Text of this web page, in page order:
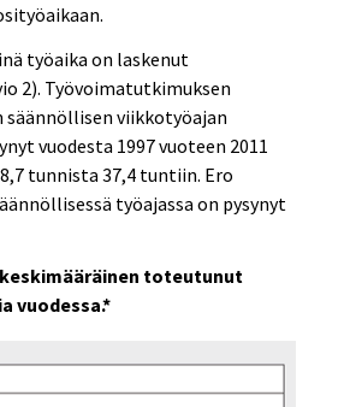
työaika on laskenut
2). Työvoimatutkimuksen
viikkotyöajan
vuodesta 1997 vuoteen 2011
tunnista 37,4 tuntiin. Ero
työajassa on pysynyt
toteutunut
vuodessa.*